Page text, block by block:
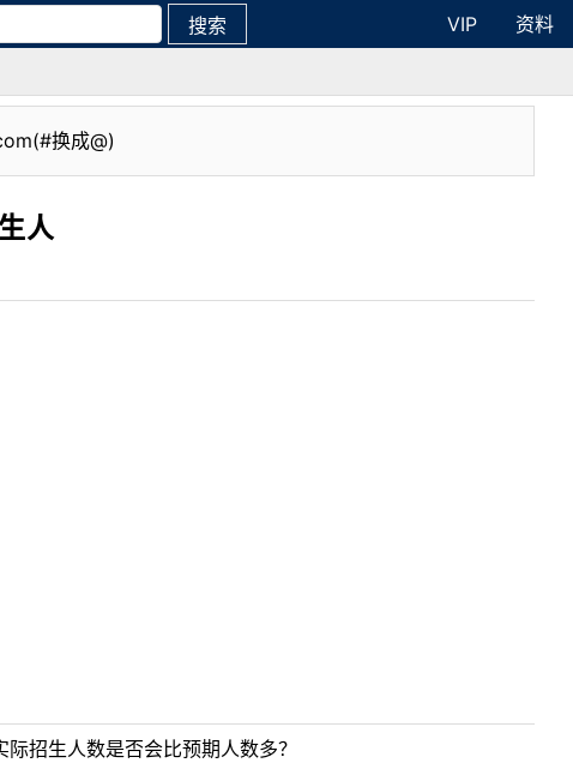
搜索 VIP
资料
换成@)
人
招生人数是否会比预期人数多？